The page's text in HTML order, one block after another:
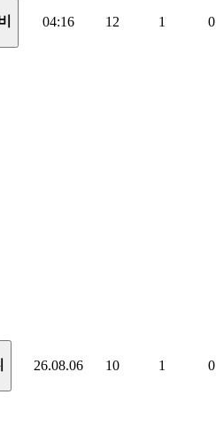
04:16 12 1 0
26.08.06 10 1 0